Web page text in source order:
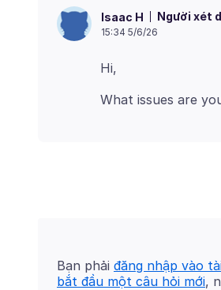
Isaac H Người xét
15:34 5/6/26
Bạn phải đăng nhập vào
bắt đầu một câu hỏi mới,